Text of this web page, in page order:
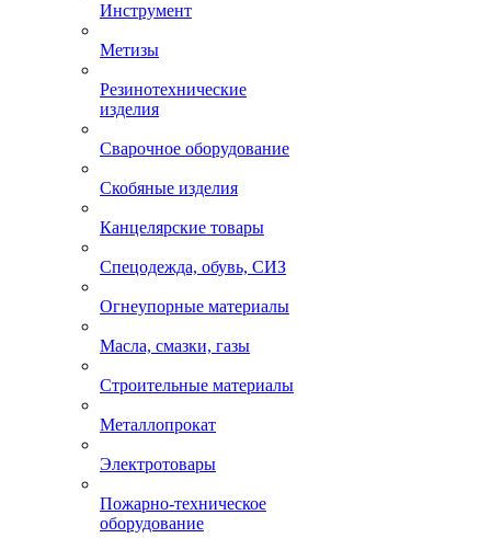
Инструмент
Метизы
Резинотехнические
изделия
Сварочное оборудование
Скобяные изделия
Канцелярские товары
Спецодежда, обувь, СИЗ
Огнеупорные материалы
Масла, смазки, газы
Строительные материалы
Металлопрокат
Электротовары
Пожарно-техническое
оборудование